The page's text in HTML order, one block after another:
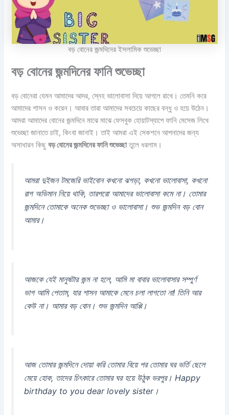
বড় বোনের জন্মদিনের ইসলামিক শুভেচ্ছা
বড় বোনের জন্মদিনের ফানি শুভেচ্ছা
বড় বোনেরা যেমন আমাদের আদর, স্নেহ ভালোবাসা দিয়ে আগলে রাখে। তেমনি করে
আমাদের শাসন ও করেন। আবার তারা আমাদের সবচেয়ে কাছের বন্ধু ও হয়ে উঠেন।
আমরা আমাদের বোনের জন্মদিনে মাঝে মাঝে ফেসবুক হোয়াটস্যাপে ফানি মেসেজ লিখে
শুভেচ্ছা জানাতে চাই, কিংবা জানাই। তাই আমরা এই সেকশনে আপনাদের জন্য
অসাধারন কিছুবড় বোনের জন্মদিনের ফানি শুভেচ্ছাতুলে ধরলাম।
আমরা দুইজন টমজেরি ভাইবোন কখনো ঝগড়া, কখনো ভালোবাসা, কখনো
রাগ অভিমান নিয়ে থাকি, তারপরো আমাদের ভালোবাসা কমে না। তোমার
জন্মদিনে তোমাকে অনেক শুভেচ্ছা ও ভালোবাসা। শুভ জন্মদিন বড় বোন
আমার।
আজকে যেই মানুষটার জন্ম না হলে, আমি মা বাবার ভালোবাসার সম্পুর্ণ
ভাগ আমি পেতাম, যার শাসন আমাকে মেনে চলা লাগতো না! তিনি আর
কেউ না। আমার বড় বোন। শুভ জন্মদিন আপ্পি।
আজ তোমার জন্মদিনে দোয়া করি তোমার বিয়ে পর তোমার ঘর ভর্তি ছেলে
মেয়ে হোক, তাদের চিৎকারে তোমার ঘর হয়ে উঠুক ভরপুর। Happy
birthday to you dear lovely sister।